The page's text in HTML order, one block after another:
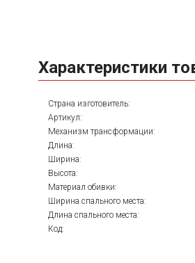
Характеристики
Страна изготовитель:
Артикул:
Механизм трансформации:
Длина:
Ширина:
Высота:
Материал обивки:
Ширина спального места:
Длина спального места:
Код: